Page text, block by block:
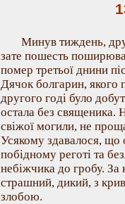
Минув тиждень,
зате пошесть
помер третьої днини
Дячок болгарин, якого
другого годі було
остала без священика.
свіжої могили, не
Усякому здавалося, що
побідному реготі та
небіжчика до гробу.
страшний, дикий, з
злобою.